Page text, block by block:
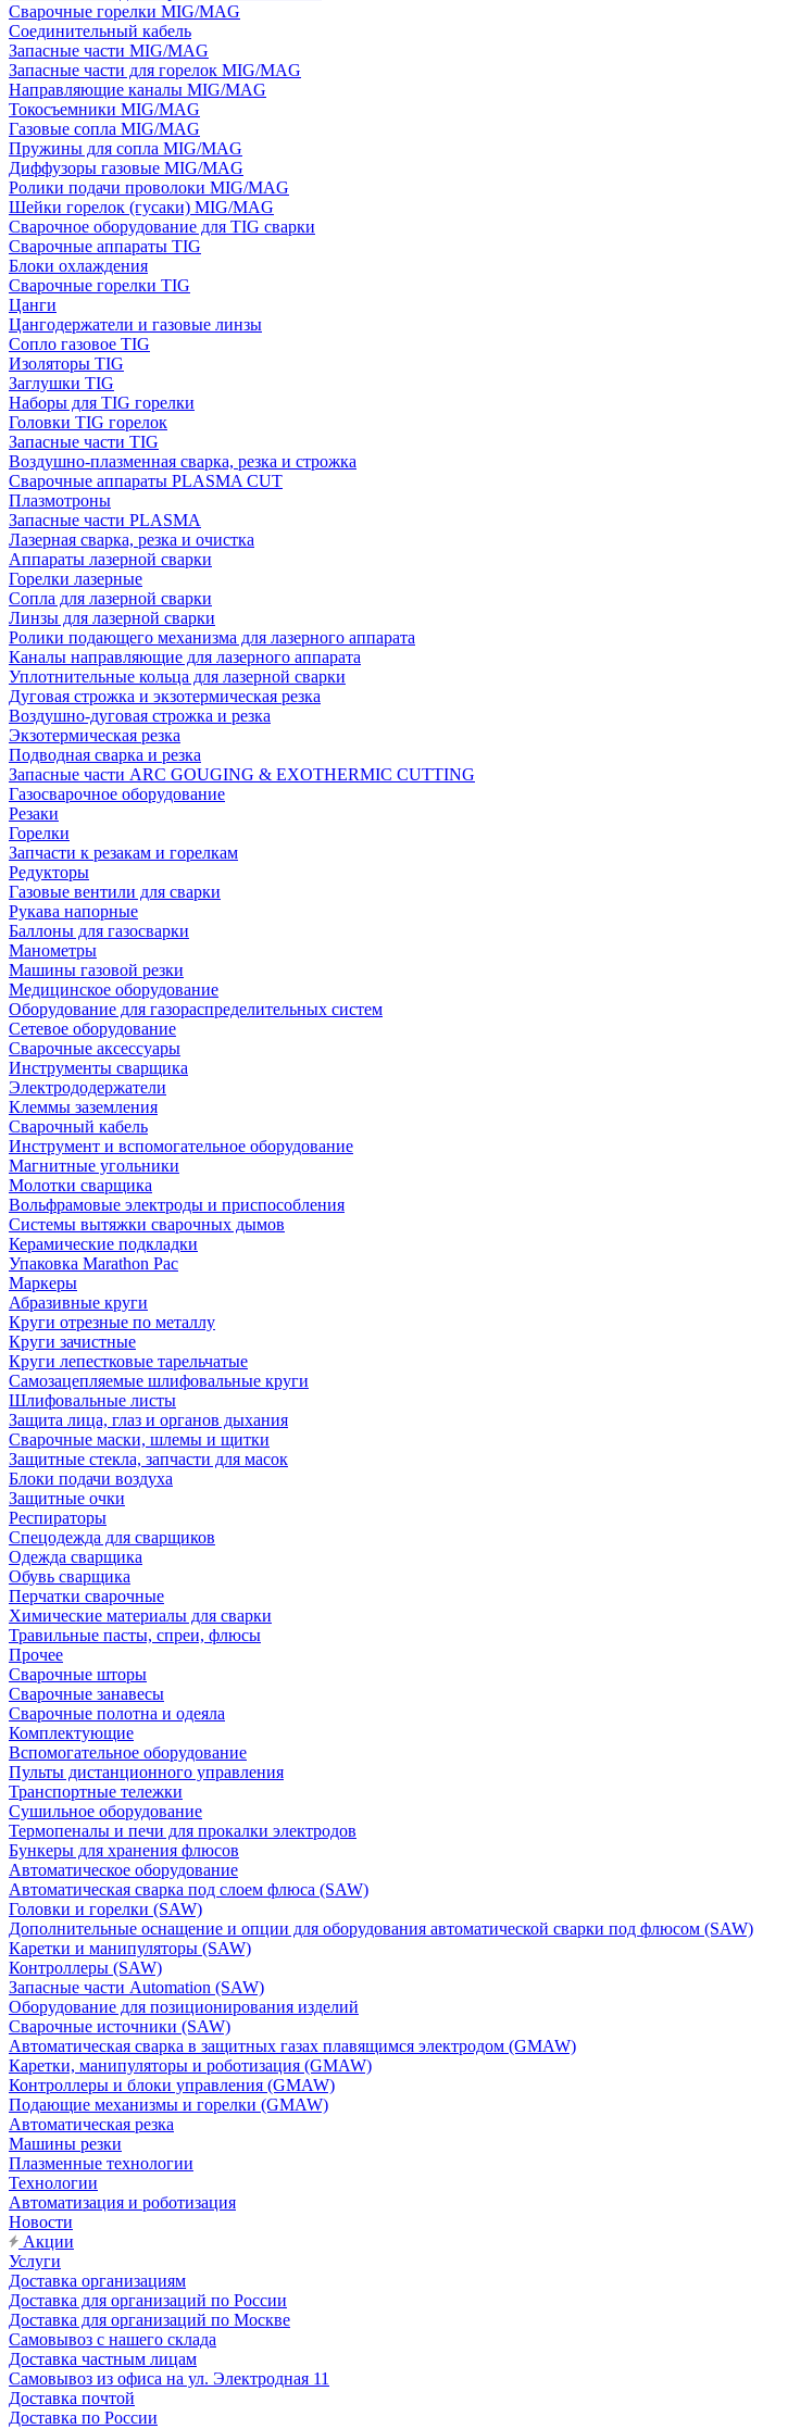
Сварочные горелки MIG/MAG
Соединительный кабель
Запасные части MIG/MAG
Запасные части для горелок MIG/MAG
Направляющие каналы MIG/MAG
Токосъемники MIG/MAG
Газовые сопла MIG/MAG
Пружины для сопла MIG/MAG
Диффузоры газовые MIG/MAG
Ролики подачи проволоки MIG/MAG
Шейки горелок (гусаки) MIG/MAG
Сварочное оборудование для TIG сварки
Сварочные аппараты TIG
Блоки охлаждения
Сварочные горелки TIG
Цанги
Цангодержатели и газовые линзы
Сопло газовое TIG
Изоляторы TIG
Заглушки TIG
Наборы для TIG горелки
Головки TIG горелок
Запасные части TIG
Воздушно-плазменная сварка, резка и строжка
Сварочные аппараты PLASMA CUT
Плазмотроны
Запасные части PLASMA
Лазерная сварка, резка и очистка
Аппараты лазерной сварки
Горелки лазерные
Сопла для лазерной сварки
Линзы для лазерной сварки
Ролики подающего механизма для лазерного аппарата
Каналы направляющие для лазерного аппарата
Уплотнительные кольца для лазерной сварки
Дуговая строжка и экзотермическая резка
Воздушно-дуговая строжка и резка
Экзотермическая резка
Подводная сварка и резка
Запасные части ARC GOUGING & EXOTHERMIC CUTTING
Газосварочное оборудование
Резаки
Горелки
Запчасти к резакам и горелкам
Редукторы
Газовые вентили для сварки
Рукава напорные
Баллоны для газосварки
Манометры
Машины газовой резки
Медицинское оборудование
Оборудование для газораспределительных систем
Сетевое оборудование
Сварочные аксессуары
Инструменты сварщика
Электрододержатели
Клеммы заземления
Сварочный кабель
Инструмент и вспомогательное оборудование
Магнитные угольники
Молотки сварщика
Вольфрамовые электроды и приспособления
Системы вытяжки сварочных дымов
Керамические подкладки
Упаковка Marathon Pac
Маркеры
Абразивные круги
Круги отрезные по металлу
Круги зачистные
Круги лепестковые тарельчатые
Самозацепляемые шлифовальные круги
Шлифовальные листы
Защита лица, глаз и органов дыхания
Сварочные маски, шлемы и щитки
Защитные стекла, запчасти для масок
Блоки подачи воздуха
Защитные очки
Респираторы
Спецодежда для сварщиков
Одежда сварщика
Обувь сварщика
Перчатки сварочные
Химические материалы для сварки
Травильные пасты, спреи, флюсы
Прочее
Сварочные шторы
Сварочные занавесы
Сварочные полотна и одеяла
Комплектующие
Вспомогательное оборудование
Пульты дистанционного управления
Транспортные тележки
Сушильное оборудование
Термопеналы и печи для прокалки электродов
Бункеры для хранения флюсов
Автоматическое оборудование
Автоматическая сварка под слоем флюса (SAW)
Головки и горелки (SAW)
Дополнительные оснащение и опции для оборудования автоматической сварки под флюсом (SAW)
Каретки и манипуляторы (SAW)
Контроллеры (SAW)
Запасные части Automation (SAW)
Оборудование для позиционирования изделий
Сварочные источники (SAW)
Автоматическая сварка в защитных газах плавящимся электродом (GMAW)
Каретки, манипуляторы и роботизация (GMAW)
Контроллеры и блоки управления (GMAW)
Подающие механизмы и горелки (GMAW)
Автоматическая резка
Машины резки
Плазменные технологии
Технологии
Автоматизация и роботизация
Новости
Акции
Услуги
Доставка организациям
Доставка для организаций по России
Доставка для организаций по Москве
Самовывоз с нашего склада
Доставка частным лицам
Самовывоз из офиса на ул. Электродная 11
Доставка почтой
Доставка по России